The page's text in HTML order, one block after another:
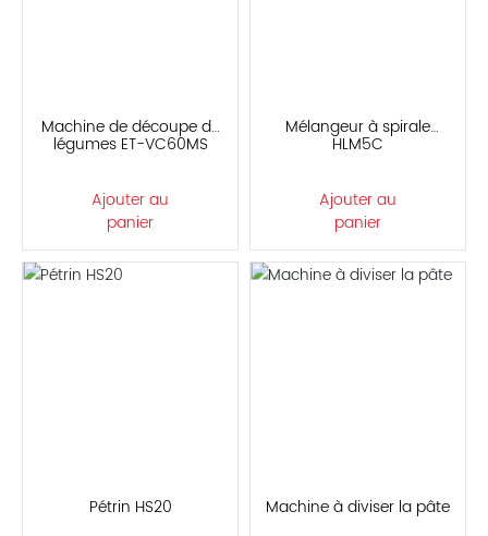
Machine de découpe de
légumes ET-VC60MS
Ajouter au
panier
Mélangeur à spirale
HLM5C
Ajouter au
panier
Pétrin HS20 Machine à diviser la pâte